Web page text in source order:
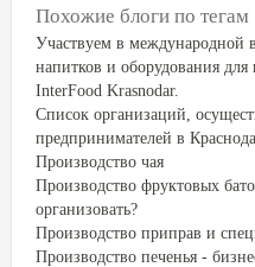
Похожие блоги по тегам
Участвуем в международной
напитков и оборудования
InterFood Krasnodar.
Список организаций,
предпринимателей в
Производство чая
Производство фруктовых
организовать?
Производство приправ и
Производство печенья -